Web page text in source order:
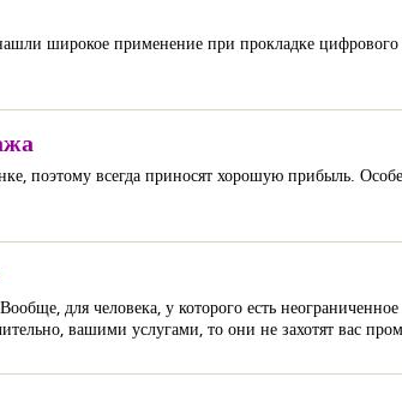
широкое применение при прокладке
поэтому всегда приносят хорошую прибыль.
для человека, у которого есть
вашими услугами, то они не захотят вас